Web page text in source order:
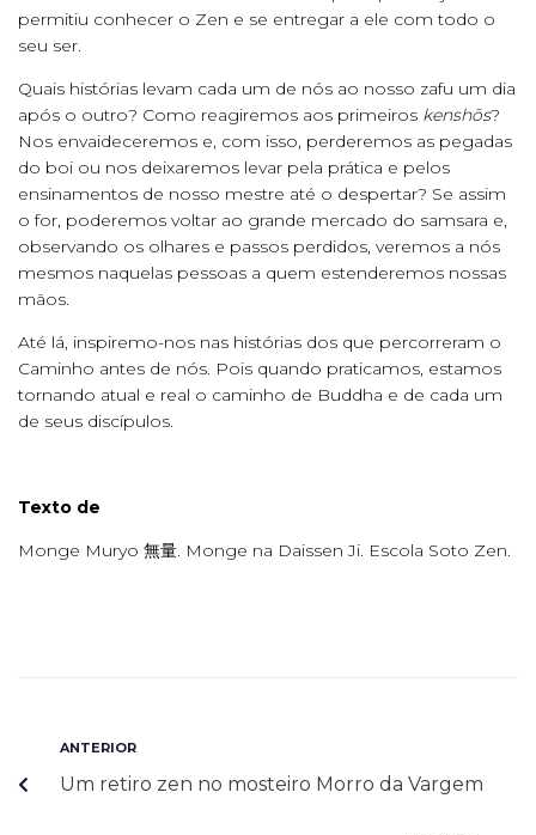
permitiu conhecer o Zen e se entregar a ele com todo o
seu ser.
Quais histórias levam cada um de nós ao nosso zafu um dia
após o outro? Como reagiremos aos primeiros kenshōs?
Nos envaideceremos e, com isso, perderemos as pegadas
do boi ou nos deixaremos levar pela prática e pelos
ensinamentos de nosso mestre até o despertar? Se assim
o for, poderemos voltar ao grande mercado do samsara e,
observando os olhares e passos perdidos, veremos a nós
mesmos naquelas pessoas a quem estenderemos nossas
mãos.
Até lá, inspiremo-nos nas histórias dos que percorreram o
Caminho antes de nós. Pois quando praticamos, estamos
tornando atual e real o caminho de Buddha e de cada um
de seus discípulos.
Texto de
Monge Muryo 無量. Monge na Daissen Ji. Escola Soto Zen.
ANTERIOR
Um retiro zen no mosteiro Morro da Vargem